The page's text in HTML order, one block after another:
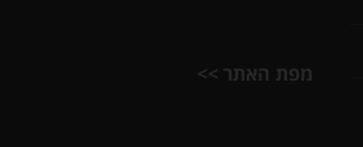
מפת האתר >>